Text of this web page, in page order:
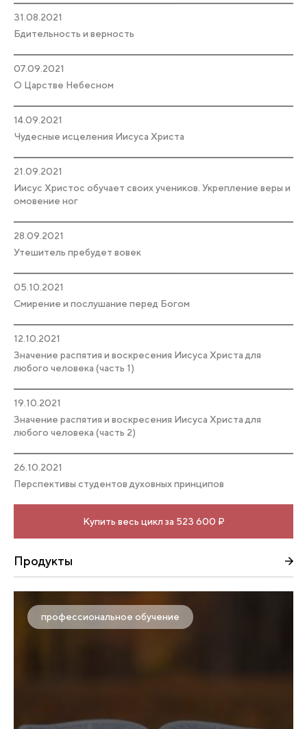
31.08.2021
Бдительность и верность
07.09.2021
О Царстве Небесном
14.09.2021
Чудесные исцеления Иисуса Христа
21.09.2021
Иисус Христос обучает своих учеников. Укрепление веры и
омовение ног
28.09.2021
Утешитель пребудет вовек
05.10.2021
Смирение и послушание перед Богом
12.10.2021
Значение распятия и воскресения Иисуса Христа для
любого человека (часть 1)
19.10.2021
Значение распятия и воскресения Иисуса Христа для
любого человека (часть 2)
26.10.2021
Перспективы студентов духовных принципов
Купить весь цикл за 523 600 ₽
Продукты
профессиональное обучение